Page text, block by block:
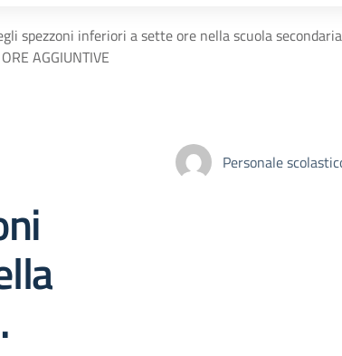
spezzoni inferiori a sette ore nella scuola
AGGIUNTIVE
Personale